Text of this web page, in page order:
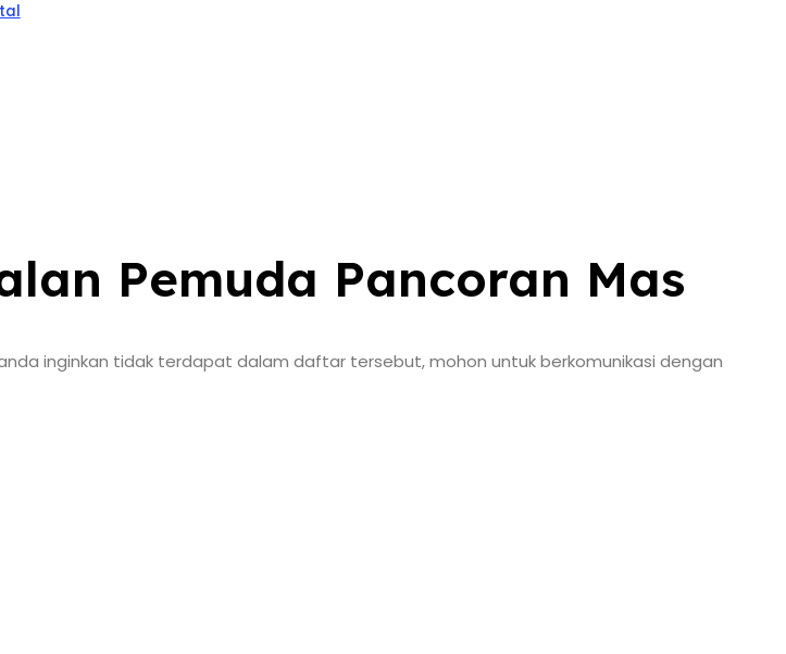
Pemuda Pancoran Mas
inginkan tidak terdapat dalam daftar tersebut, mohon untuk berkomunikasi dengan